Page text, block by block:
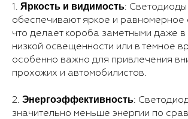
1. Яркость и видимость: Светодиоды
обеспечивают яркое и равномерное
что делает короба заметными даже в
низкой освещенности или в темное
особенно важно для привлечения
прохожих и автомобилистов.
2. Энергоэффективность:
значительно меньше энергии по